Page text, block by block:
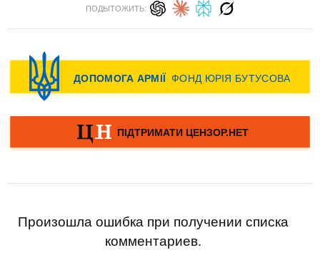
ПОДЫТОЖИТЬ:
Произошла ошибка при получении списка
комментариев.